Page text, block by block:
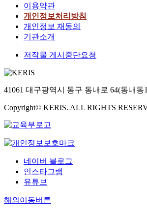
이용약관
개인정보처리방침
개인정보 재동의
기관소개
저작물 게시중단요청
41061 대구광역시 동구 동내로 64(동내동
Copyright© KERIS. ALL RIGHTS
네이버 블로그
인스타그램
유튜브
해외이동버튼